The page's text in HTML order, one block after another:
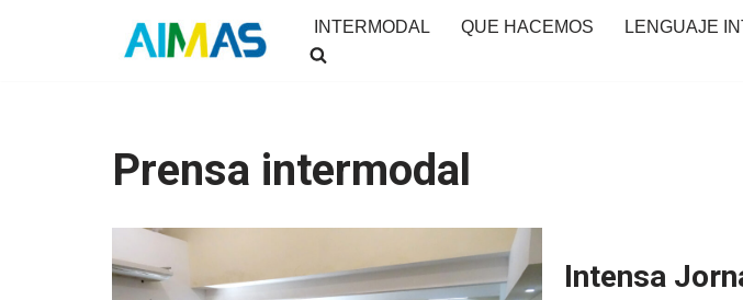
INTERMODAL QUE HACEMOS LENGUAJE
Prensa intermodal
Intensa